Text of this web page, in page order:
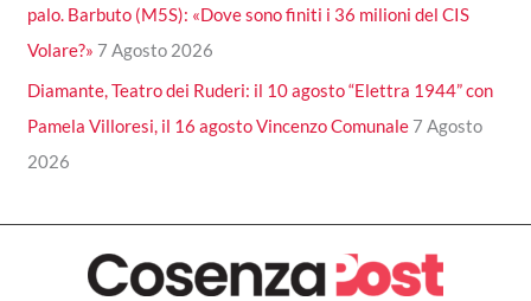
palo. Barbuto (M5S): «Dove sono finiti i 36 milioni del CIS
Volare?» 7 Agosto 2026
Diamante, Teatro dei Ruderi: il 10 agosto “Elettra 1944” con
Pamela Villoresi, il 16 agosto Vincenzo Comunale 7 Agosto
2026